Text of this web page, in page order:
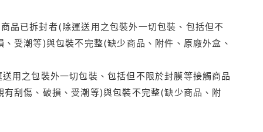
品已拆封者(除運送用之包裝外一切包裝、包括但不
受潮等)與包裝不完整(缺少商品、附件、原廠外盒、
用之包裝外一切包裝、包括但不限於封膜等接觸商品
刮傷、破損、受潮等)與包裝不完整(缺少商品、附